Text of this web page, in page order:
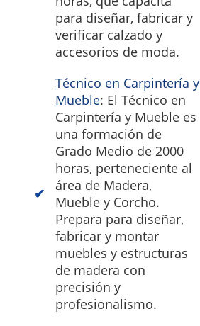
para diseñar, fabricar y
verificar calzado y
accesorios de moda.
Técnico en Carpintería y
Mueble: El Técnico en
Carpintería y Mueble es
una formación de
Grado Medio de 2000
horas, perteneciente al
área de Madera,
Mueble y Corcho.
Prepara para diseñar,
fabricar y montar
muebles y estructuras
de madera con
precisión y
profesionalismo.